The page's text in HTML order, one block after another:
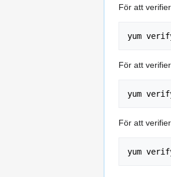
För att
För att
För att